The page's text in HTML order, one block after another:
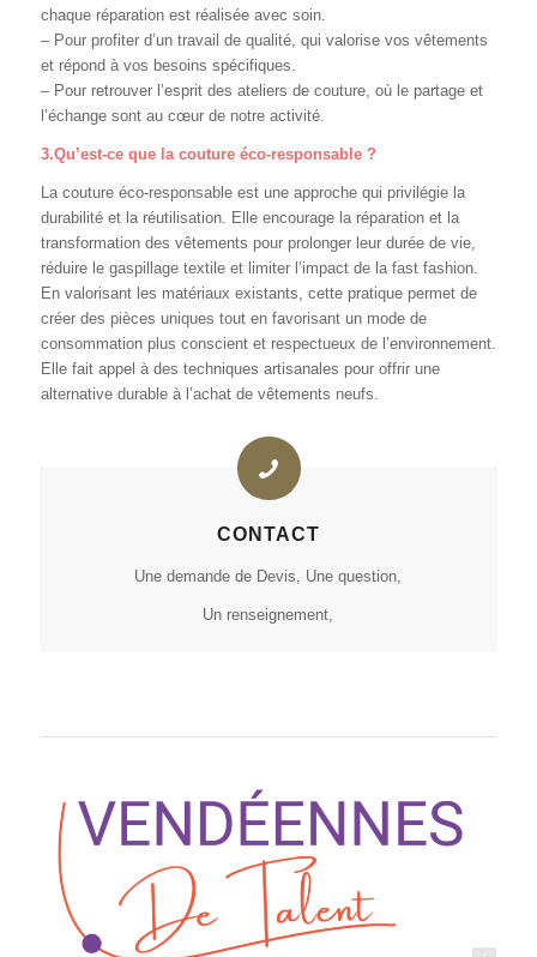
chaque réparation est réalisée avec soin.
– Pour profiter d’un travail de qualité, qui valorise vos vêtements
et répond à vos besoins spécifiques.
– Pour retrouver l’esprit des ateliers de couture, où le partage et
l’échange sont au cœur de notre activité.
3.Qu’est-ce que la couture éco-responsable ?
La couture éco-responsable est une approche qui privilégie la
durabilité et la réutilisation. Elle encourage la réparation et la
transformation des vêtements pour prolonger leur durée de vie,
réduire le gaspillage textile et limiter l’impact de la fast fashion.
En valorisant les matériaux existants, cette pratique permet de
créer des pièces uniques tout en favorisant un mode de
consommation plus conscient et respectueux de l’environnement.
Elle fait appel à des techniques artisanales pour offrir une
alternative durable à l’achat de vêtements neufs.
CONTACT
Une demande de Devis, Une question,
Un renseignement,